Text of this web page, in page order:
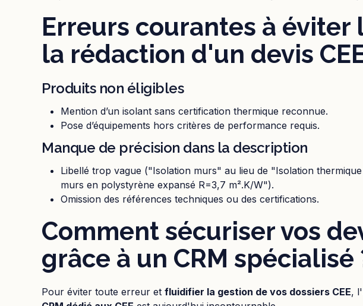
Erreurs courantes à éviter
la rédaction d'un devis
Produits non éligibles
Mention d’un isolant sans certification thermique reconnue.
Pose d’équipements hors critères de performance requis.
Manque de précision dans la description
Libellé trop vague ("Isolation murs" au lieu de "Isolation thermique
murs en polystyrène expansé R=3,7 m².K/W").
Omission des références techniques ou des certifications.
Comment sécuriser vos
grâce à un CRM spécialisé
Pour éviter toute erreur et fluidifier la gestion de vos dossiers CEE,